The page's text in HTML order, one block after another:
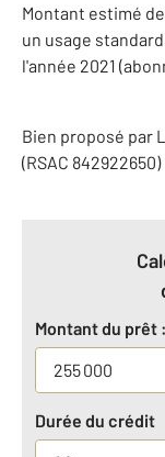
Montant estimé
un usage
l'année 2021
Bien proposé par
(RSAC 842922650)
Montant du prêt :
Durée du crédit